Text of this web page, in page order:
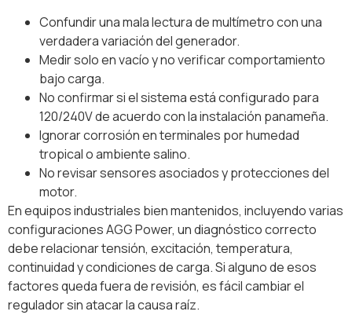
Confundir una mala lectura de multímetro con una
verdadera variación del generador.
Medir solo en vacío y no verificar comportamiento
bajo carga.
No confirmar si el sistema está configurado para
120/240V de acuerdo con la instalación panameña.
Ignorar corrosión en terminales por humedad
tropical o ambiente salino.
No revisar sensores asociados y protecciones del
motor.
En equipos industriales bien mantenidos, incluyendo varias
configuraciones AGG Power, un diagnóstico correcto
debe relacionar tensión, excitación, temperatura,
continuidad y condiciones de carga. Si alguno de esos
factores queda fuera de revisión, es fácil cambiar el
regulador sin atacar la causa raíz.